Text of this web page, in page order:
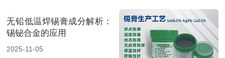
无铅低温焊锡膏成分解析：
锡铋合金的应用
2025-11-05